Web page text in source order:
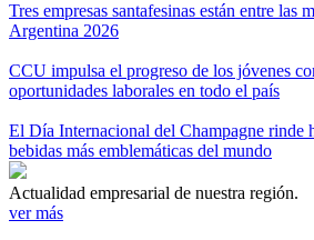
Tres empresas santafesinas están entre las
Argentina 2026
CCU impulsa el progreso de los jóvenes
oportunidades laborales en todo el país
El Día Internacional del Champagne rinde
bebidas más emblemáticas del mundo
Actualidad empresarial de nuestra región.
ver más